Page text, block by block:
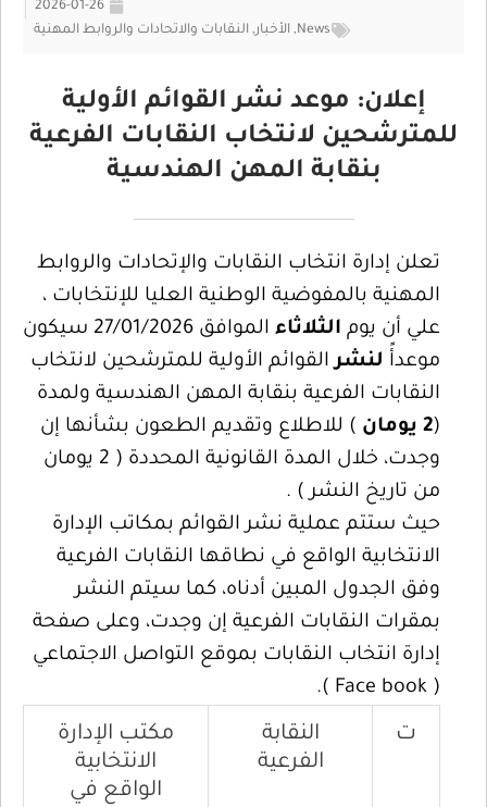
2026-01-26
News
, الأخبار, النقابات والاتحادات والروابط المهنية
إعلان: موعد نشر القوائم الأولية
للمترشحين لانتخاب النقابات الفرعية
بنقابة المهن الهندسية
تعلن إدارة انتخاب النقابات والإتحادات والروابط
المهنية بالمفوضية الوطنية العليا للإنتخابات ،
علي أن يوم الثلاثاء
الموافق 27/01/2026 سيكون
موعدأً لنشرالقوائم الأولية للمترشحين لانتخاب
النقابات الفرعية بنقابة المهن الهندسية ولمدة
(2 يومان
) للاطلاع وتقديم الطعون بشأنها إن
وجدت، خلال المدة القانونية المحددة ( 2 يومان
من تاريخ النشر ) .
حيث ستتم عملية نشر القوائم بمكاتب الإدارة
الانتخابية الواقع في نطاقها النقابات الفرعية
وفق الجدول المبين أدناه، كما سيتم النشر
بمقرات النقابات الفرعية إن وجدت، وعلى صفحة
إدارة انتخاب النقابات بموقع التواصل الاجتماعي
( Face book ).
ت
النقابة
الفرعية
مكتب الإدارة
الانتخابية
الواقع في